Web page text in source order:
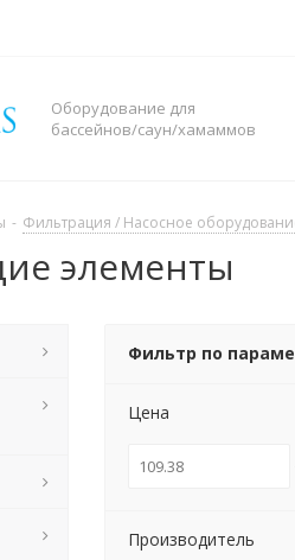
Оборудование для
бассейнов/саун/хамаммов
- Фильтрация / Насосное
элементы
Фильтр по
Цена
Производитель